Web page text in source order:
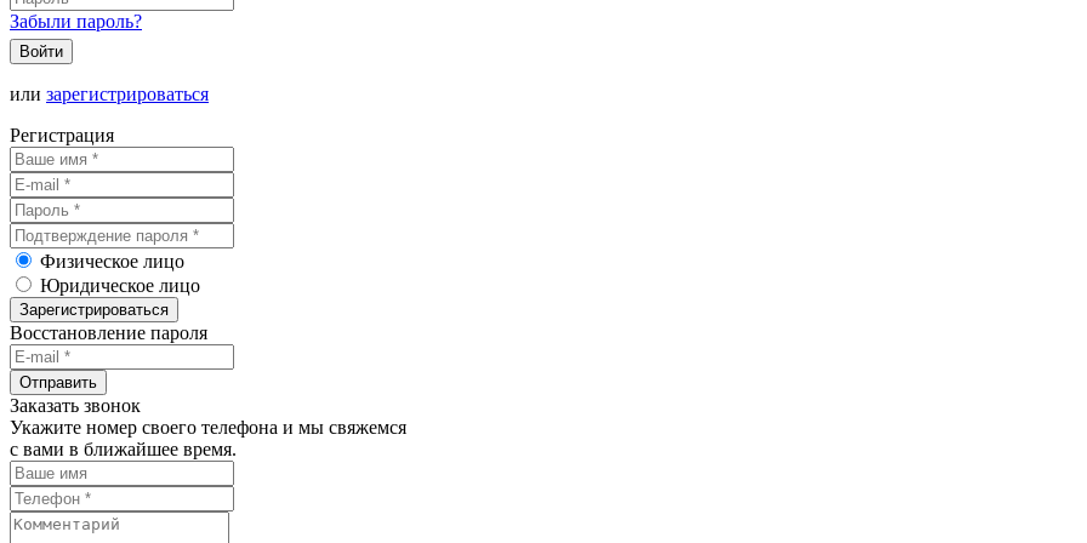
Забыли пароль?
Войти
или зарегистрироваться
Регистрация
Физическое лицо
Юридическое лицо
Зарегистрироваться
Восстановление пароля
Отправить
Заказать звонок
Укажите номер своего телефона и мы свяжемся
с вами в ближайшее время.